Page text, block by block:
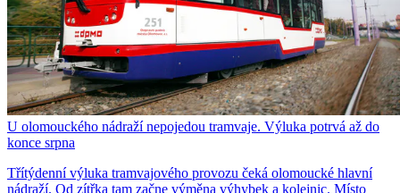
U olomouckého nádraží nepojedou tramvaje. Výluka potrvá až do
konce srpna
Třítýdenní výluka tramvajového provozu čeká olomoucké hlavní
nádraží. Od zítřka tam začne výměna výhybek a kolejnic. Místo